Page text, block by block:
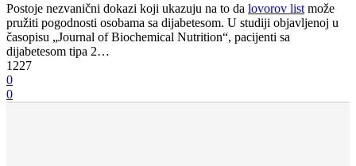
Postoje nezvanični dokazi koji ukazuju na to da lovorov list može
pružiti pogodnosti osobama sa dijabetesom. U studiji objavljenoj u
časopisu „Journal of Biochemical Nutrition“, pacijenti sa
dijabetesom tipa 2…
1227
0
0